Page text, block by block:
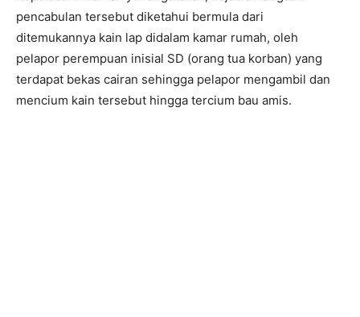
pencabulan tersebut diketahui bermula dari
ditemukannya kain lap didalam kamar rumah, oleh
pelapor perempuan inisial SD (orang tua korban) yang
terdapat bekas cairan sehingga pelapor mengambil dan
mencium kain tersebut hingga tercium bau amis.